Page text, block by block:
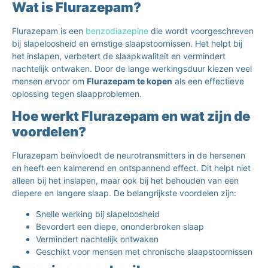
Wat is Flurazepam?
Flurazepam is een benzodiazepine die wordt voorgeschreven
bij slapeloosheid en ernstige slaapstoornissen. Het helpt bij
het inslapen, verbetert de slaapkwaliteit en vermindert
nachtelijk ontwaken. Door de lange werkingsduur kiezen veel
mensen ervoor om Flurazepam te kopen als een effectieve
oplossing tegen slaapproblemen.
Hoe werkt Flurazepam en wat zijn de
voordelen?
Flurazepam beïnvloedt de neurotransmitters in de hersenen
en heeft een kalmerend en ontspannend effect. Dit helpt niet
alleen bij het inslapen, maar ook bij het behouden van een
diepere en langere slaap. De belangrijkste voordelen zijn:
Snelle werking bij slapeloosheid
Bevordert een diepe, ononderbroken slaap
Vermindert nachtelijk ontwaken
Geschikt voor mensen met chronische slaapstoornissen